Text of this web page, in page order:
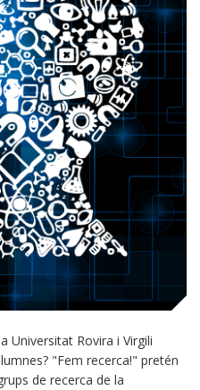
Universitat Rovira i Virgili
"Fem recerca!" pretén
de recerca de la